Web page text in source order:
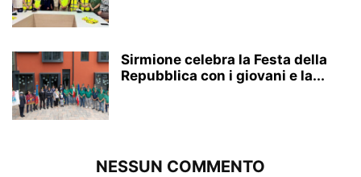
Sirmione celebra la Festa della
Repubblica con i giovani e la...
NESSUN COMMENTO